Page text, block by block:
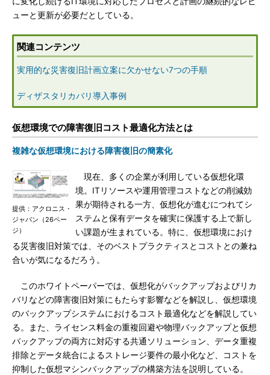
ューと更新が必要だとしている。
関連コンテンツ
実用的な災害復旧計画立案に欠かせない7つの手順
ディザスタリカバリ導入事例
仮想環境での障害復旧コスト最適化方法とは
複雑な仮想環境における障害復旧の簡素化
提供：アクロニス・
ジャパン（26ペー
ジ）
現在、多くの企業が利用している仮想化環
境。ITリソースや運用管理コストなどの削減効
果が期待される一方、仮想化が進むにつれてシ
ステムと保有データを確実に保護する上で新し
い課題が生まれている。特に、仮想環境におけ
る災害復旧対策では、そのベストプラクティスとコストとの兼ね
合いが気になるだろう。
このホワイトペーパーでは、仮想化がバックアップおよびリカ
バリなどの障害復旧対策にもたらす影響などを解説し、仮想環境
のバックアップシステムにおけるコスト最適化などを解説してい
る。また、ライセンス料金の重複回避や物理バックアップと仮想
バックアップの両方に対応する共通ソリューション、データ重複
排除とデータ統合によるストレージ要件の最小化など、コストを
抑制した仮想マシンバックアップの構築方法を説明している。